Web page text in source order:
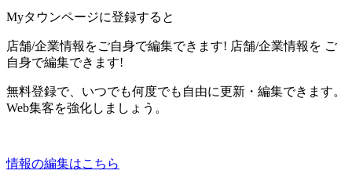
Myタウンページに登録すると
店舗/企業情報をご自身で編集できます! 店舗/企業情報を ご
自身で編集できます!
無料登録で、いつでも何度でも自由に更新・編集できます。
Web集客を強化しましょう。
情報の編集はこちら